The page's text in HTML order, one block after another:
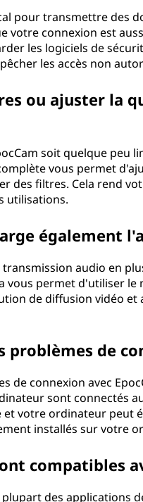
pour transmettre des
votre connexion est
les logiciels de
les accès non
ou ajuster la
soit quelque peu
vous permet
des filtres. Cela rend
utilisations.
également
audio en
vous permet d'utiliser
de diffusion vidéo
de
de connexion avec
sont connectés
votre ordinateur peut
installés sur votre
compatibles
des applications